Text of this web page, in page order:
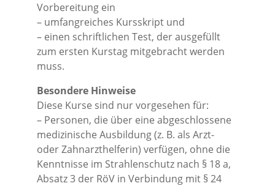
Vorbereitung ein
– umfangreiches Kursskript und
– einen schriftlichen Test, der ausgefüllt
zum ersten Kurstag mitgebracht werden
muss.
Besondere Hinweise
Diese Kurse sind nur vorgesehen für:
– Personen, die über eine abgeschlossene
medizinische Ausbildung (z. B. als Arzt-
oder Zahnarzthelferin) verfügen, ohne die
Kenntnisse im Strahlenschutz nach § 18 a,
Absatz 3 der RöV in Verbindung mit § 24